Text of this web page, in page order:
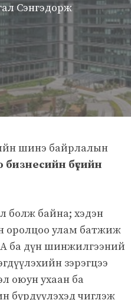
Сэнгэдорж
шинэ байрлалын
бүсийн
болж байна; хэдэн
оролцоо улам батжиж
ба дүн шинжилгээний
зэрэгцээ
оюун ухаан ба
бүрдүүлэхэд чиглэж